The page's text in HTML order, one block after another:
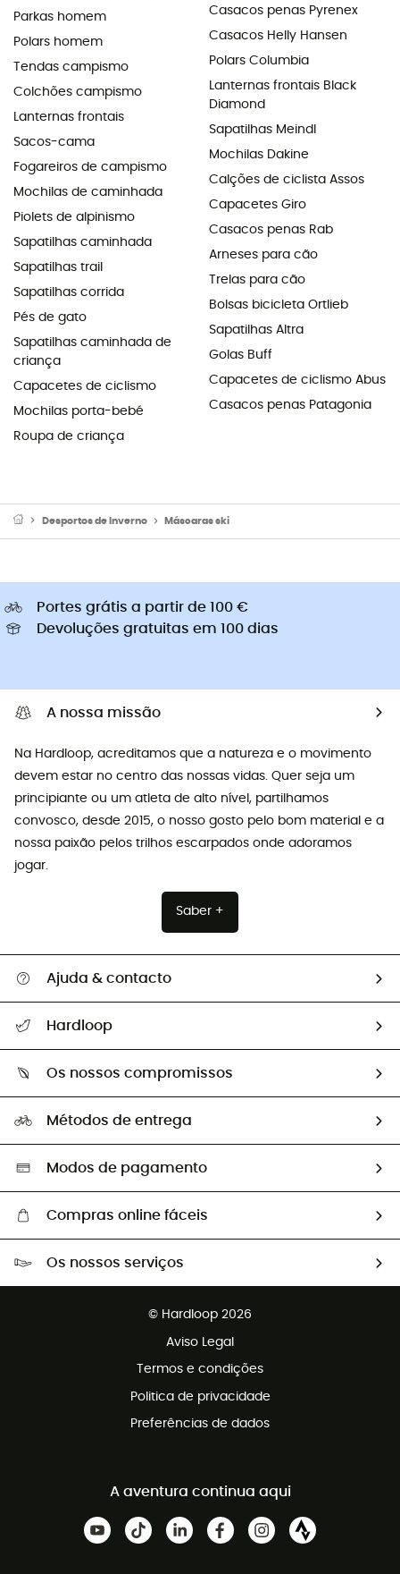
Parkas homem
Polars homem
Tendas campismo
Colchões campismo
Lanternas frontais
Sacos-cama
Fogareiros de campismo
Mochilas de caminhada
Piolets de alpinismo
Sapatilhas caminhada
Sapatilhas trail
Sapatilhas corrida
Pés de gato
Sapatilhas caminhada de
criança
Capacetes de ciclismo
Mochilas porta-bebé
Roupa de criança
Casacos penas Pyrenex
Casacos Helly Hansen
Polars Columbia
Lanternas frontais Black
Diamond
Sapatilhas Meindl
Mochilas Dakine
Calções de ciclista Assos
Capacetes Giro
Casacos penas Rab
Arneses para cão
Trelas para cão
Bolsas bicicleta Ortlieb
Sapatilhas Altra
Golas Buff
Capacetes de ciclismo Abus
Casacos penas Patagonia
Desportos de Inverno Máscaras ski
Portes grátis a partir de 100 €
Devoluções gratuitas em 100 dias
A nossa missão
Na Hardloop, acreditamos que a natureza e o movimento
devem estar no centro das nossas vidas. Quer seja um
principiante ou um atleta de alto nível, partilhamos
convosco, desde 2015, o nosso gosto pelo bom material e a
nossa paixão pelos trilhos escarpados onde adoramos
jogar.
Saber +
Ajuda & contacto
Devoluções e reembolsos
Guia de tamanhos
Trocas & Devoluções
Hardloop
Os nossos embaixadores
Os nossos compromissos
Seleção eco-responsável
Métodos de entrega
Modos de pagamento
Compras online fáceis
Devoluções gratuitas em 100 dias
Os nossos serviços
© Hardloop 2026
Aviso Legal
Termos e condições
Politica de privacidade
Preferências de dados
A aventura continua aqui